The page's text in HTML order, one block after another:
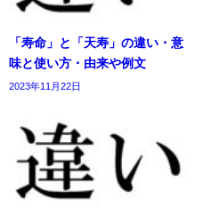
「寿命」と「天寿」の違い・意
味と使い方・由来や例文
2023年11月22日